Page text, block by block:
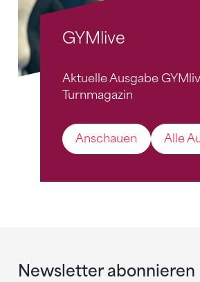
GYMlive
Aktuelle Ausgabe
Turnmagazin
Anschauen Alle
Newsletter abonnieren